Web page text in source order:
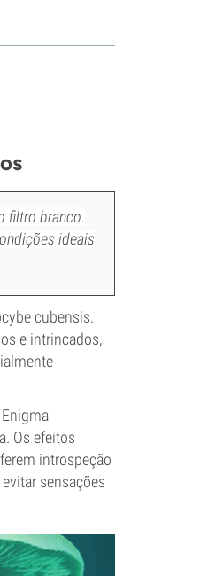
filtro branco.
ideais
cubensis.
e intrincados,
Os efeitos
introspeção
sensações